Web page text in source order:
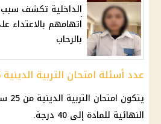
الداخلية تكشف
اتهامهم بالاعتداء
بالرحاب
عدد أسئلة امتحان التربية الدينية 2026
النهائية للمادة إلى 40 درجة.